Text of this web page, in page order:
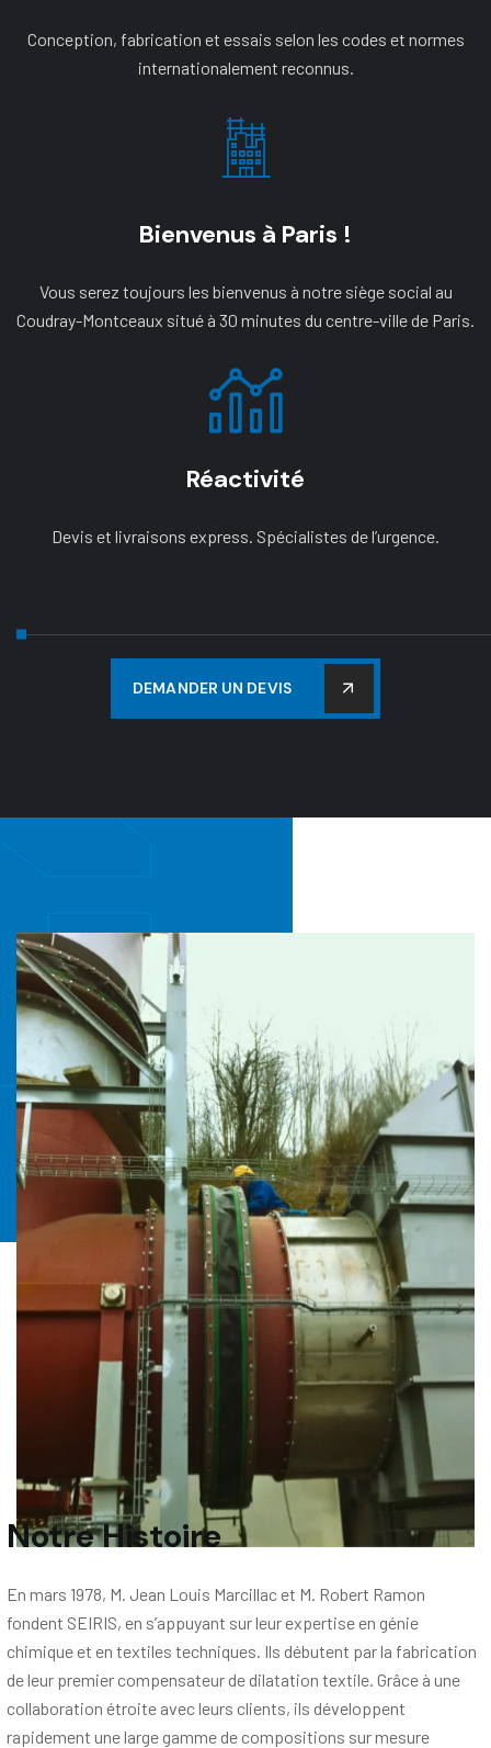
Conception, fabrication et essais selon les codes et normes
internationalement reconnus.
Bienvenus à Paris !
Vous serez toujours les bienvenus à notre siège social au
Coudray-Montceaux situé à 30 minutes du centre-ville de Paris.
Réactivité
Devis et livraisons express. Spécialistes de l’urgence.
DEMANDER UN DEVIS
Notre Histoire
En mars 1978, M. Jean Louis Marcillac et M. Robert Ramon
fondent SEIRIS, en s’appuyant sur leur expertise en génie
chimique et en textiles techniques. Ils débutent par la fabrication
de leur premier compensateur de dilatation textile. Grâce à une
collaboration étroite avec leurs clients, ils développent
rapidement une large gamme de compositions sur mesure